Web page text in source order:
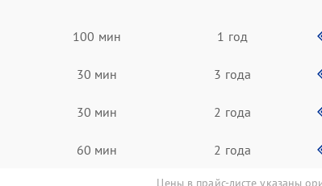
100 мин 1 год
30 мин 3 года
30 мин 2 года
60 мин 2 года
Цены в прайс-листе указаны